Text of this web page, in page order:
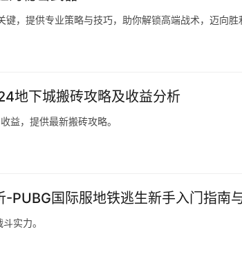
，提供专业策略与技巧，助你解锁高端战术，迈向胜
地下城搬砖攻略及收益分析
益，提供最新搬砖攻略。
PUBG国际服地铁逃生新手入门指南
实力。